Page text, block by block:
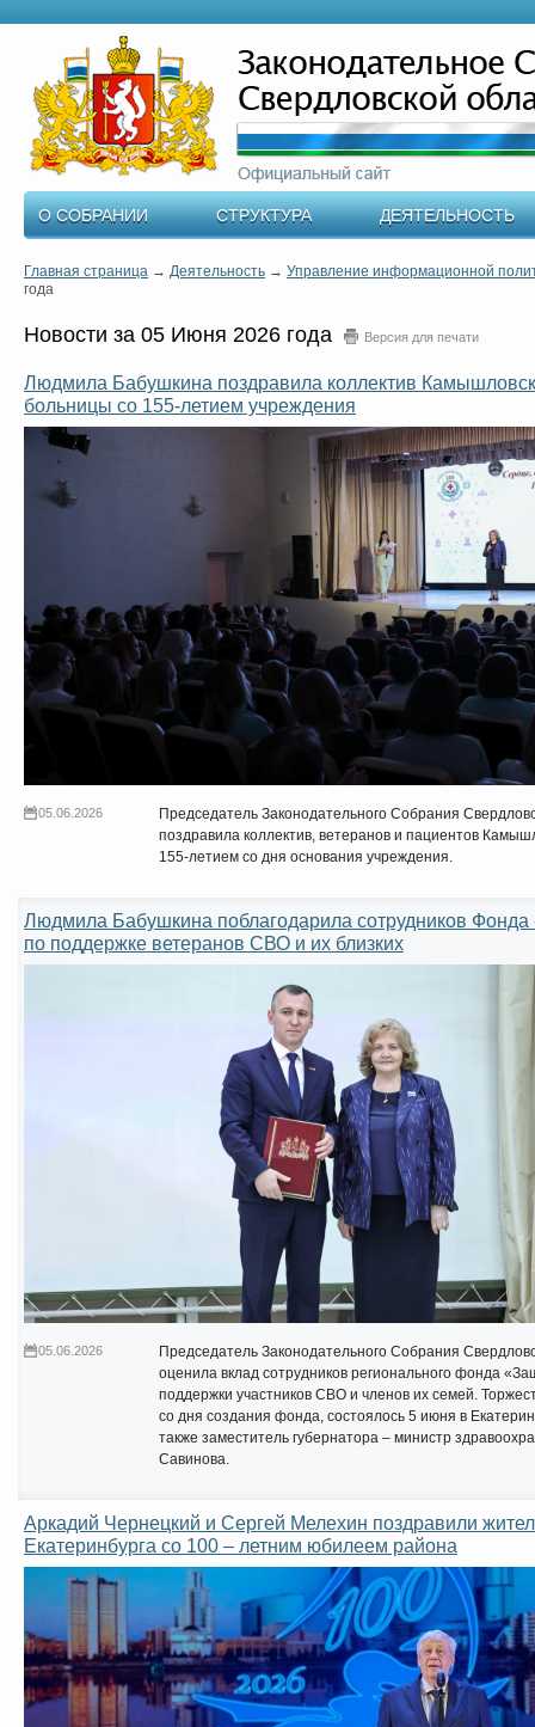
О СОБРАНИИ СТРУКТУРА ДЕЯТЕЛЬНОСТЬ
Главная страница → Деятельность → Управление информационной
года
Новости за 05 Июня 2026 года Версия для печати
Людмила Бабушкина поздравила коллектив
больницы со 155-летием учреждения
05.06.2026
Председатель Законодательного Собрания
поздравила коллектив, ветеранов и пациентов
155-летием со дня основания учреждения.
Людмила Бабушкина поблагодарила сотрудников Фонда
по поддержке ветеранов СВО и их близких
05.06.2026
Председатель Законодательного Собрания
оценила вклад сотрудников регионального фонда
поддержки участников СВО и членов их семей.
со дня создания фонда, состоялось 5 июня в
также заместитель губернатора – министр
Савинова.
Аркадий Чернецкий и Сергей Мелехин поздравили
Екатеринбурга со 100 – летним юбилеем района